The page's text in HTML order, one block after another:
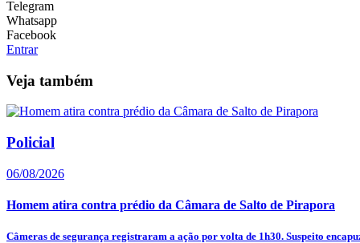
Telegram
Whatsapp
Facebook
Entrar
Veja também
Policial
06/08/2026
Homem atira contra prédio da Câmara de Salto de Pirapora
Câmeras de segurança registraram a ação por volta de 1h30. Suspeito